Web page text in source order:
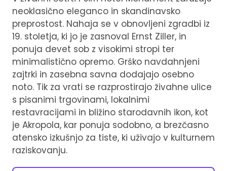
neoklasično eleganco in skandinavsko
preprostost. Nahaja se v obnovljeni zgradbi iz
19. stoletja, ki jo je zasnoval Ernst Ziller, in
ponuja devet sob z visokimi stropi ter
minimalistično opremo. Grško navdahnjeni
zajtrki in zasebna savna dodajajo osebno
noto. Tik za vrati se razprostirajo živahne ulice
s pisanimi trgovinami, lokalnimi
restavracijami in bližino starodavnih ikon, kot
je Akropola, kar ponuja sodobno, a brezčasno
atensko izkušnjo za tiste, ki uživajo v kulturnem
raziskovanju.